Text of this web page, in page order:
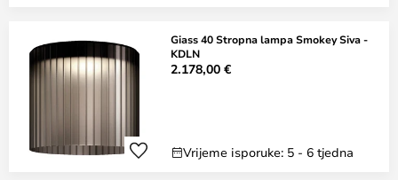
Giass 40 Stropna lampa Smokey Siva -
KDLN
2.178,00 €
Vrijeme isporuke: 5 - 6 tjedna